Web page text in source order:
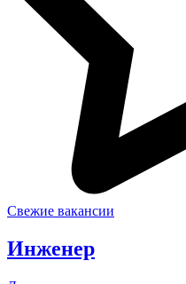
Свежие вакансии
Инженер